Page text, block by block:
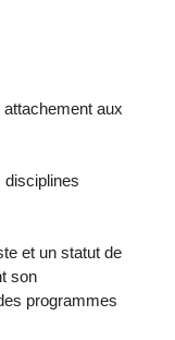
attachement aux
et un statut de
son
programmes